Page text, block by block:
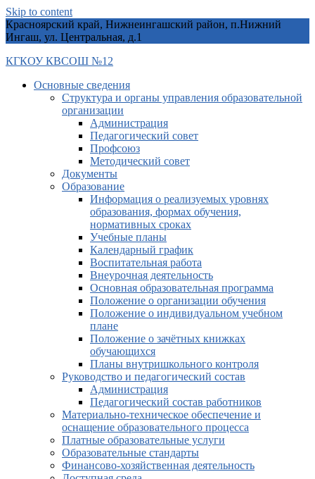
Skip to content
Красноярский край, Нижнеингашский район, п.Нижний
Ингаш, ул. Центральная, д.1
КГКОУ КВСОШ №12
Основные сведения
Структура и органы управления образовательной
организации
Администрация
Педагогический совет
Профсоюз
Методический совет
Документы
Образование
Информация о реализуемых уровнях
образования, формах обучения,
нормативных сроках
Учебные планы
Календарный график
Воспитательная работа
Внеурочная деятельность
Основная образовательная программа
Положение о организации обучения
Положение о индивидуальном учебном
плане
Положение о зачётных книжках
обучающихся
Планы внутришкольного контроля
Руководство и педагогический состав
Администрация
Педагогический состав работников
Материально-техническое обеспечение и
оснащение образовательного процесса
Платные образовательные услуги
Образовательные стандарты
Финансово-хозяйственная деятельность